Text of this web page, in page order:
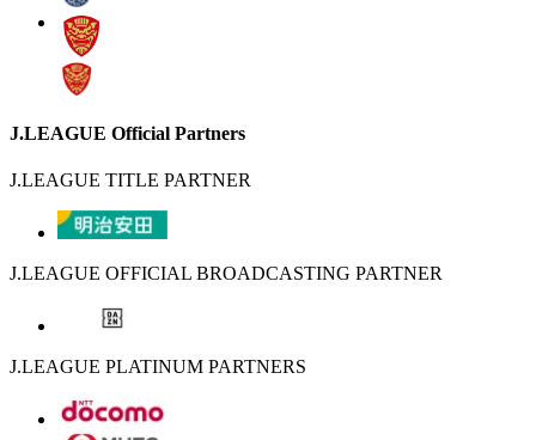
J.LEAGUE Official Partners
J.LEAGUE TITLE PARTNER
J.LEAGUE OFFICIAL BROADCASTING PARTNER
J.LEAGUE PLATINUM PARTNERS